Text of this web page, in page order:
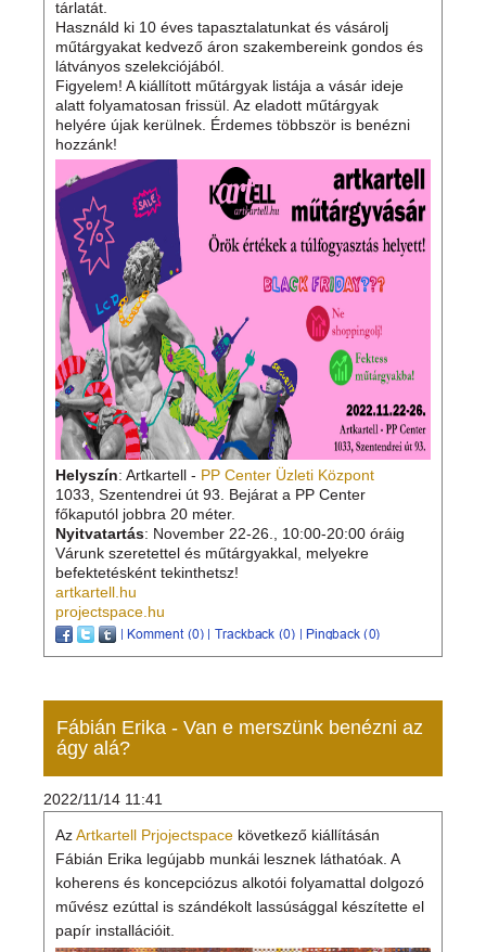
tárlatát.
Használd ki 10 éves tapasztalatunkat és vásárolj
műtárgyakat kedvező áron szakembereink gondos és
látványos szelekciójából.
Figyelem! A kiállított műtárgyak listája a vásár ideje
alatt folyamatosan frissül. Az eladott műtárgyak
helyére újak kerülnek. Érdemes többször is benézni
hozzánk!
Helyszín: Artkartell - PP Center Üzleti Központ
1033, Szentendrei út 93. Bejárat a PP Center
főkaputól jobbra 20 méter.
Nyitvatartás: November 22-26., 10:00-20:00 óráig
Várunk szeretettel és műtárgyakkal, melyekre
befektetésként tekinthetsz!
artkartell.hu
projectspace.hu
Fábián Erika - Van e merszünk benézni az
ágy alá?
2022/11/14 11:41
AzArtkartell Prjojectspace következő kiállításán
Fábián Erika legújabb munkái lesznek láthatóak. A
koherens és koncepciózus alkotói folyamattal dolgozó
művész ezúttal is szándékolt lassúsággal készítette el
papír installációit.